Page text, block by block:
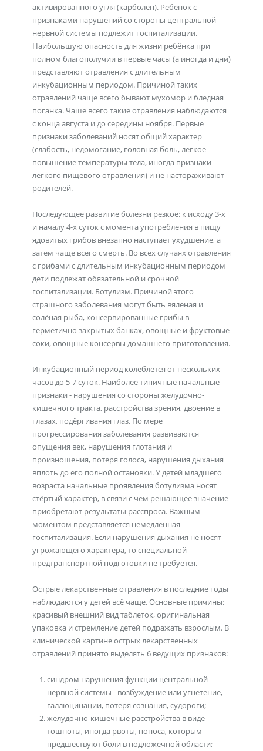
активированного угля (карболен). Ребёнок с
признаками нарушений со стороны центральной
нервной системы подлежит госпитализации.
Наибольшую опасность для жизни ребёнка при
полном благополучии в первые часы (а иногда и дни)
представляют отравления с длительным
инкубационным периодом. Причиной таких
отравлений чаще всего бывают мухомор и бледная
поганка. Чаше всего такие отравления наблюдаются
с конца августа и до середины ноября. Первые
признаки заболеваний носят общий характер
(слабость, недомогание, головная боль, лёгкое
повышение температуры тела, иногда признаки
лёгкого пищевого отравления) и не настораживают
родителей.
Последующее развитие болезни резкое: к исходу 3-х
и началу 4-х суток с момента употребления в пищу
ядовитых грибов внезапно наступает ухудшение, а
затем чаще всего смерть. Во всех случаях отравления
с грибами с длительным инкубационным периодом
дети подлежат обязательной и срочной
госпитализации. Ботулизм. Причиной этого
страшного заболевания могут быть вяленая и
солёная рыба, консервированные грибы в
герметично закрытых банках, овощные и фруктовые
соки, овощные консервы домашнего приготовления.
Инкубационный период колеблется от нескольких
часов до 5-7 суток. Наиболее типичные начальные
признаки - нарушения со стороны желудочно-
кишечного тракта, расстройства зрения, двоение в
глазах, подёргивания глаз. По мере
прогрессирования заболевания развиваются
опущения век, нарушения глотания и
произношения, потеря голоса, нарушения дыхания
вплоть до его полной остановки. У детей младшего
возраста начальные проявления ботулизма носят
стёртый характер, в связи с чем решающее значение
приобретают результаты расспроса. Важным
моментом представляется немедленная
госпитализация. Если нарушения дыхания не носят
угрожающего характера, то специальной
предтранспортной подготовки не требуется.
Острые лекарственные отравления в последние годы
наблюдаются у детей всё чаще. Основные причины:
красивый внешний вид таблеток, оригинальная
упаковка и стремление детей подражать взрослым. В
клинической картине острых лекарственных
отравлений принято выделять 6 ведущих признаков:
синдром нарушения функции центральной
нервной системы - возбуждение или угнетение,
галлюцинации, потеря сознания, судороги;
желудочно-кишечные расстройства в виде
тошноты, иногда рвоты, поноса, которым
предшествуют боли в подложечной области;